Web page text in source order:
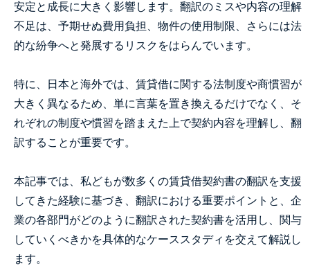
安定と成長に大きく影響します。翻訳のミスや内容の理解
不足は、予期せぬ費用負担、物件の使用制限、さらには法
的な紛争へと発展するリスクをはらんでいます。
特に、日本と海外では、賃貸借に関する法制度や商慣習が
大きく異なるため、単に言葉を置き換えるだけでなく、そ
れぞれの制度や慣習を踏まえた上で契約内容を理解し、翻
訳することが重要です。
本記事では、私どもが数多くの賃貸借契約書の翻訳を支援
してきた経験に基づき、翻訳における重要ポイントと、企
業の各部門がどのように翻訳された契約書を活用し、関与
していくべきかを具体的なケーススタディを交えて解説し
ます。